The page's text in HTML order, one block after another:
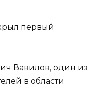
первый
Вавилов, один из
в области